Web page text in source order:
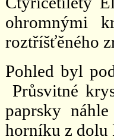
ohromnými
roztříšťěného
Pohled byl
Průsvitné
paprsky
horníku z dolu